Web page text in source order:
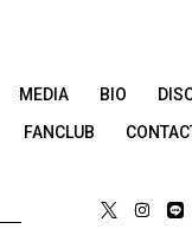
MEDIA BIO
FANCLUB